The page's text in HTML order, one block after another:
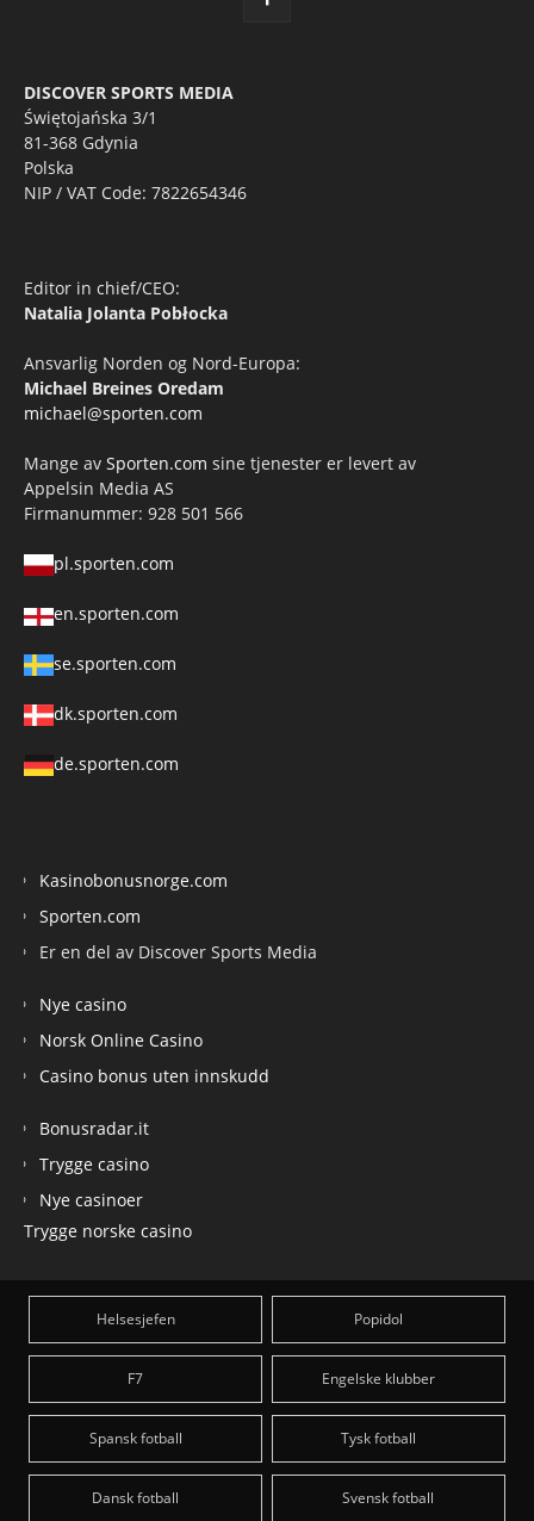
DISCOVER SPORTS MEDIA
Świętojańska 3/1
81-368 Gdynia
Polska
NIP / VAT Code: 7822654346
Editor in chief/CEO:
Natalia Jolanta Pobłocka
Ansvarlig Norden og Nord-Europa:
Michael Breines Oredam
michael@sporten.com
Mange av Sporten.com sine tjenester er levert av
Appelsin Media AS
Firmanummer: 928 501 566
pl.sporten.com
en.sporten.com
se.sporten.com
dk.sporten.com
de.sporten.com
Kasinobonusnorge.com
Sporten.com
Er en del av Discover Sports Media
Nye casino
Norsk Online Casino
Casino bonus uten innskudd
Bonusradar.it
Trygge casino
Nye casinoer
Trygge norske casino
Helsesjefen Popidol
F7 Engelske klubber
Spansk fotball Tysk fotball
Dansk fotball Svensk fotball